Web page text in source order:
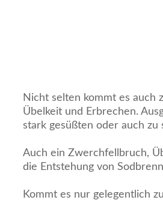
Nicht selten kommt es auch
Übelkeit und Erbrechen.
stark gesüßten oder auch zu
Auch ein Zwerchfellbruch,
die Entstehung von
Kommt es nur gelegentlich